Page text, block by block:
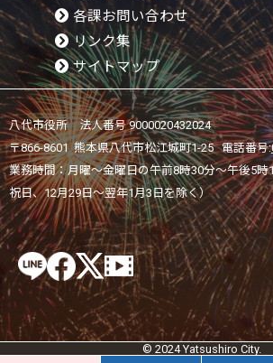
各課お問い合わせ
リンク集
サイトマップ
八代市役所 法人番号 9000020432024
〒866-8601 熊本県八代市松江城町1-25 電話番号:
業務時間：月曜～金曜日の午前8時30分～午後5時
祝日、12月29日～翌年1月3日を除く）
© 2024 Yatsushiro City.